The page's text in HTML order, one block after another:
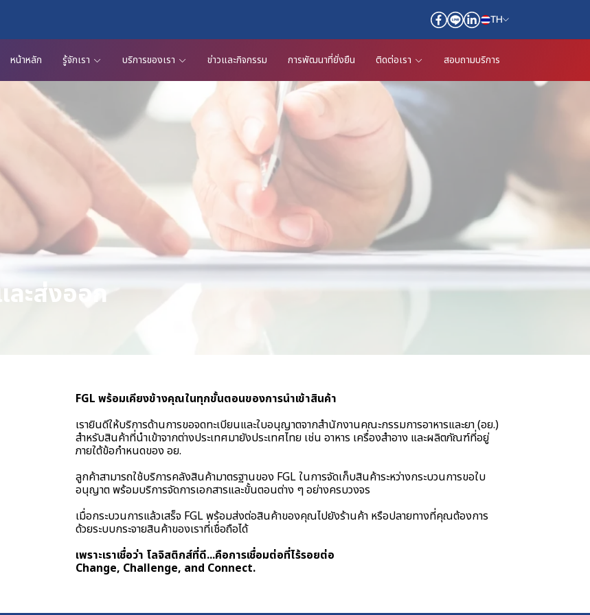
TH
หน้าหลัก รู้จักเรา บริการของเรา ข่าวและกิจกรรม การพัฒนาที่ยั่งยืน ติดต่อเรา สอบถามบริการ
ะส่งออก
FGL พร้อมเคียงข้างคุณในทุกขั้นตอนของการนำเข้าสินค้า
เรายินดีให้บริการด้านการขอจดทะเบียนและใบอนุญาตจากสำนักงานคณะกรรมการอาหารและยา (อย.)
สำหรับสินค้าที่นำเข้าจากต่างประเทศมายังประเทศไทย เช่น อาหาร เครื่องสำอาง และผลิตภัณฑ์ที่อยู่
ภายใต้ข้อกำหนดของ อย.
ลูกค้าสามารถใช้บริการคลังสินค้ามาตรฐานของ FGL ในการจัดเก็บสินค้าระหว่างกระบวนการขอใบ
อนุญาต พร้อมบริการจัดการเอกสารและขั้นตอนต่าง ๆ อย่างครบวงจร
เมื่อกระบวนการแล้วเสร็จ FGL พร้อมส่งต่อสินค้าของคุณไปยังร้านค้า หรือปลายทางที่คุณต้องการ
ด้วยระบบกระจายสินค้าของเราที่เชื่อถือได้
เพราะเราเชื่อว่า โลจิสติกส์ที่ดี...คือการเชื่อมต่อที่ไร้รอยต่อ
Change, Challenge, and Connect.